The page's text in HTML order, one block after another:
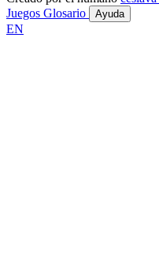
Juegos Glosario Ayuda
EN